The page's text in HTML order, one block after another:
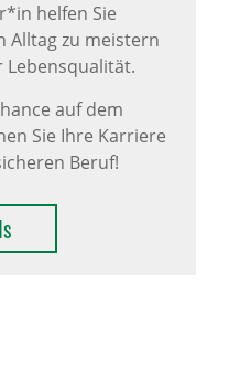
helfen Sie
Alltag zu meistern
auf dem
Sie Ihre Karriere
Beruf!